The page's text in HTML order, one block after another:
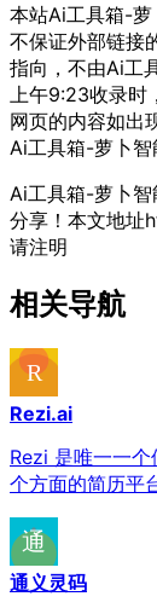
本站Ai工具箱-萝
不保证外部链接
指向，不由Ai工
上午9:23收录
网页的内容如出
Ai工具箱-萝卜智
Ai工具箱-萝卜
分享！ 本文地址
请注明
相关导航
Rezi.ai
Rezi 是唯一一
个方面的简历平
通义灵码